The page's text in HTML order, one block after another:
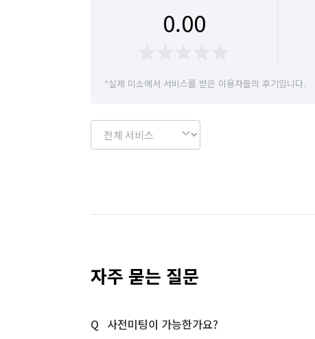
0.00
*실제 미소에서 서비스를 받은 이용자들의 후기입니다.
자주 묻는 질문
사전미팅이 가능한가요?